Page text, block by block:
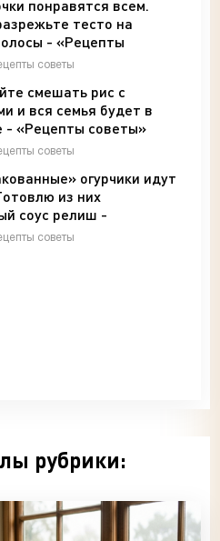
понравятся всем.
тесто на
- «Рецепты
советы
смешать рис с
и вся семья будет в
- «Рецепты советы»
советы
огурчики идут
из них
соус релиш -
советы»
советы
рубрики: